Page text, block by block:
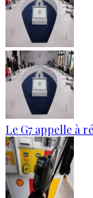
Le G7 appelle à